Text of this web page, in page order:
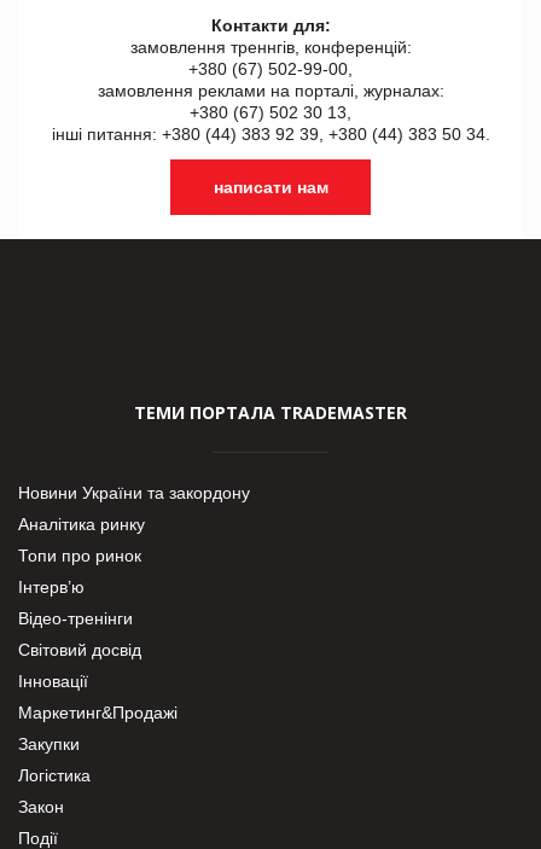
Контакти для:
замовлення треннгів, конференцій:
+380 (67) 502-99-00,
замовлення реклами на порталі, журналах:
+380 (67) 502 30 13,
інші питання: +380 (44) 383 92 39, +380 (44) 383 50 34.
написати нам
ТЕМИ ПОРТАЛА TRADEMASTER
Новини України та закордону
Аналітика ринку
Топи про ринок
Інтерв’ю
Відео-тренінги
Світовий досвід
Інновації
Маркетинг&Продажі
Закупки
Логістика
Закон
Події